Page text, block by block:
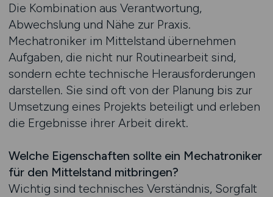
Die Kombination aus Verantwortung,
Abwechslung und Nähe zur Praxis.
Mechatroniker im Mittelstand übernehmen
Aufgaben, die nicht nur Routinearbeit sind,
sondern echte technische Herausforderungen
darstellen. Sie sind oft von der Planung bis zur
Umsetzung eines Projekts beteiligt und erleben
die Ergebnisse ihrer Arbeit direkt.
Welche Eigenschaften sollte ein Mechatroniker
für den Mittelstand mitbringen?
Wichtig sind technisches Verständnis, Sorgfalt